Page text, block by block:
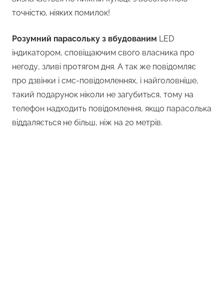
точністю, ніяких помилок!
Розумний парасольку з вбудованим LED
індикатором, сповіщаючим свого власника про
негоду, зливі протягом дня. А так же повідомляє
про дзвінки і смс-повідомленнях, і найголовніше,
такий подарунок ніколи не загубиться, тому на
телефон надходить повідомлення, якщо парасолька
віддаляється не більш, ніж на 20 метрів.